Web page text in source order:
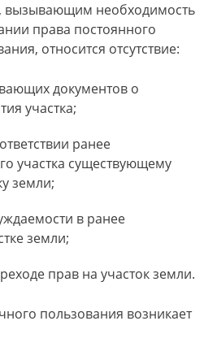
вызывающим необходимость
права постоянного
относится отсутствие:
документов о
участка;
ранее
участка существующему
земли;
в ранее
земли;
прав на участок земли.
пользования возникает